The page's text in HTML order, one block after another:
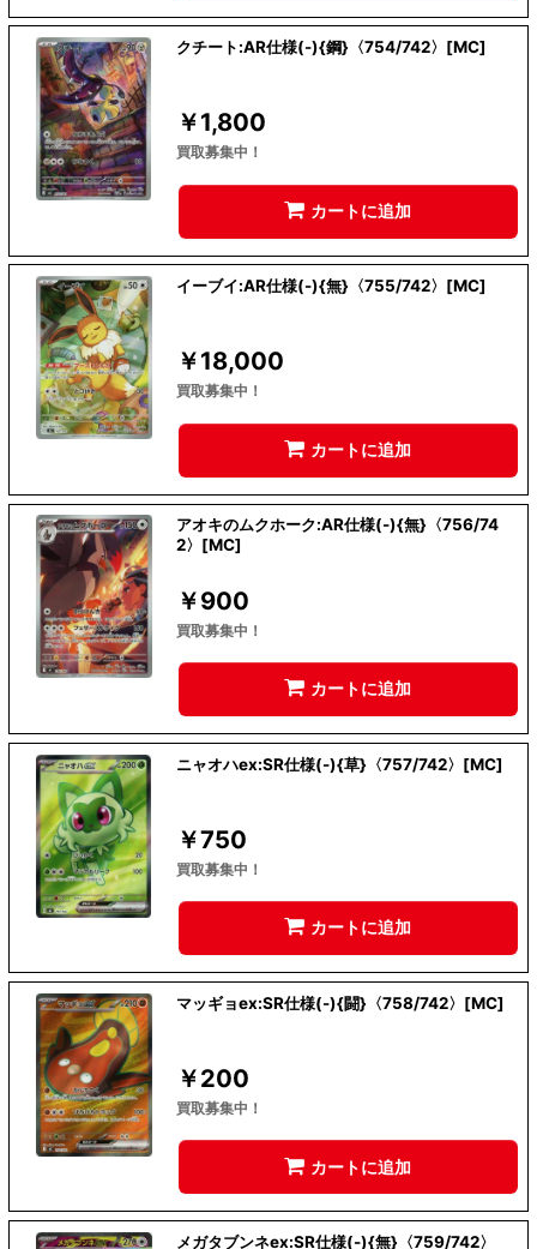
クチート:AR仕様(-){鋼}〈754/742〉[MC]
￥1,800
買取募集中！
カートに追加
イーブイ:AR仕様(-){無}〈755/742〉[MC]
￥18,000
買取募集中！
カートに追加
アオキのムクホーク:AR仕様(-){無}〈756/74
2〉[MC]
￥900
買取募集中！
カートに追加
ニャオハex:SR仕様(-){草}〈757/742〉[MC]
￥750
買取募集中！
カートに追加
マッギョex:SR仕様(-){闘}〈758/742〉[MC]
￥200
買取募集中！
カートに追加
メガタブンネex:SR仕様(-){無}〈759/742〉